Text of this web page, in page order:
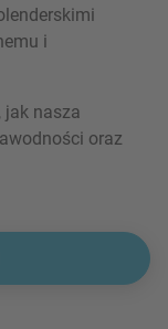
i
jak nasza
oraz